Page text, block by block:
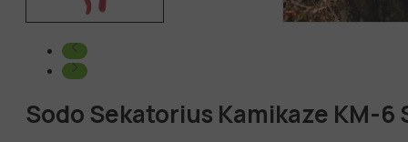
Sodo Sekatorius Kamikaze KM-6